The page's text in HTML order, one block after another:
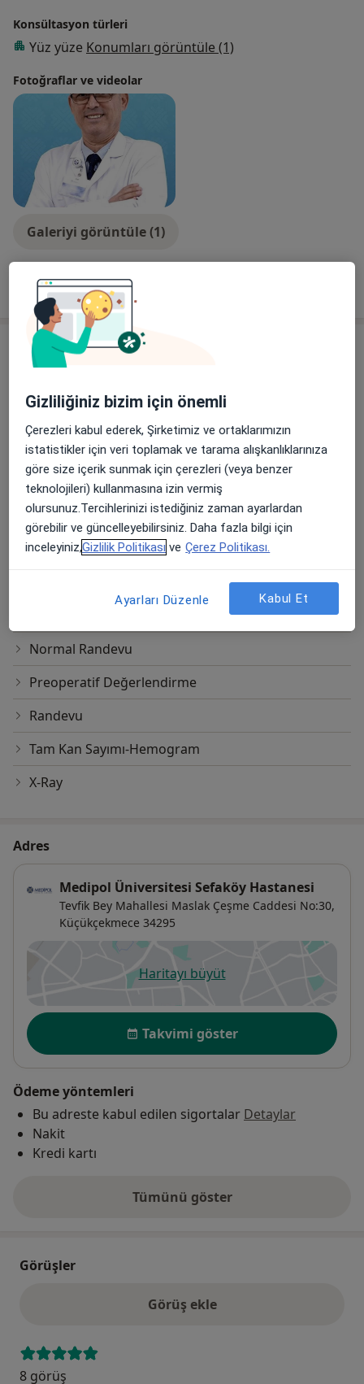
Konsültasyon türleri
Yüz yüze Konumları görüntüle (1)
Fotoğraflar ve videolar
Galeriyi görüntüle (1)
Tümünü göster
Hizmetler
Başlıca Hizmetler
Kulak Burun Boğaz Randevusu
Tevfik Bey Mahallesi Maslak Çeşme
Caddesi No:30, Küçükçekmece
Ücretler Hakkında
Medipol Üniversitesi Sefaköy Hastanesi
Diğer Hizmetler
Elektron Işınlı Bilgisayarlı Tomografi
Enjeksiyon Im
Normal Randevu
Preoperatif Değerlendirme
Randevu
Tam Kan Sayımı-Hemogram
X-Ray
Adres
Medipol Üniversitesi Sefaköy Hastanesi
Tevfik Bey Mahallesi Maslak Çeşme Caddesi No:30,
Küçükçekmece 34295
Haritayı büyütyeni bir sekmede açılır
Uygunluk
Takvimi göster
Ödeme yöntemleri
Bu adreste kabul edilen sigortalar Detaylar
Nakit
Kredi kartı
Tümünü göster
adres hakkında
Görüşler
Görüş ekle
8 görüş
Gizliliğiniz bizim için önemli
Çerezleri kabul ederek, Şirketimiz ve ortaklarımızın
istatistikler için veri toplamak ve tarama alışkanlıklarınıza
göre size içerik sunmak için çerezleri (veya benzer
teknolojileri) kullanmasına izin vermiş
olursunuz.Tercihlerinizi istediğiniz zaman ayarlardan
görebilir ve güncelleyebilirsiniz. Daha fazla bilgi için
inceleyiniz,Gizlilik Politikası ve Çerez Politikası.
Ayarları Düzenle Kabul Et